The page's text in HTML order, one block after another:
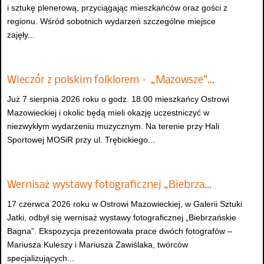
i sztukę plenerową, przyciągając mieszkańców oraz gości z
regionu. Wśród sobotnich wydarzeń szczególne miejsce
zajęły...
Wieczór z polskim folklorem – „Mazowsze”…
Już 7 sierpnia 2026 roku o godz. 18:00 mieszkańcy Ostrowi
Mazowieckiej i okolic będą mieli okazję uczestniczyć w
niezwykłym wydarzeniu muzycznym. Na terenie przy Hali
Sportowej MOSiR przy ul. Trębickiego...
Wernisaż wystawy fotograficznej „Biebrza…
17 czerwca 2026 roku w Ostrowi Mazowieckiej, w Galerii Sztuki
Jatki, odbył się wernisaż wystawy fotograficznej „Biebrzańskie
Bagna”. Ekspozycja prezentowała prace dwóch fotografów –
Mariusza Kuleszy i Mariusza Zawiślaka, twórców
specjalizujących...